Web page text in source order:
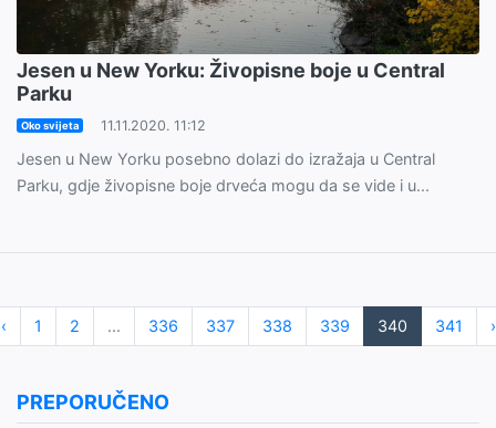
Jesen u New Yorku: Živopisne boje u Central
Parku
Oko svijeta 11.11.2020. 11:12
Jesen u New Yorku posebno dolazi do izražaja u Central
Parku, gdje živopisne boje drveća mogu da se vide i u...
‹ 1 2 ... 336 337 338 339 340 341 ›
PREPORUČENO